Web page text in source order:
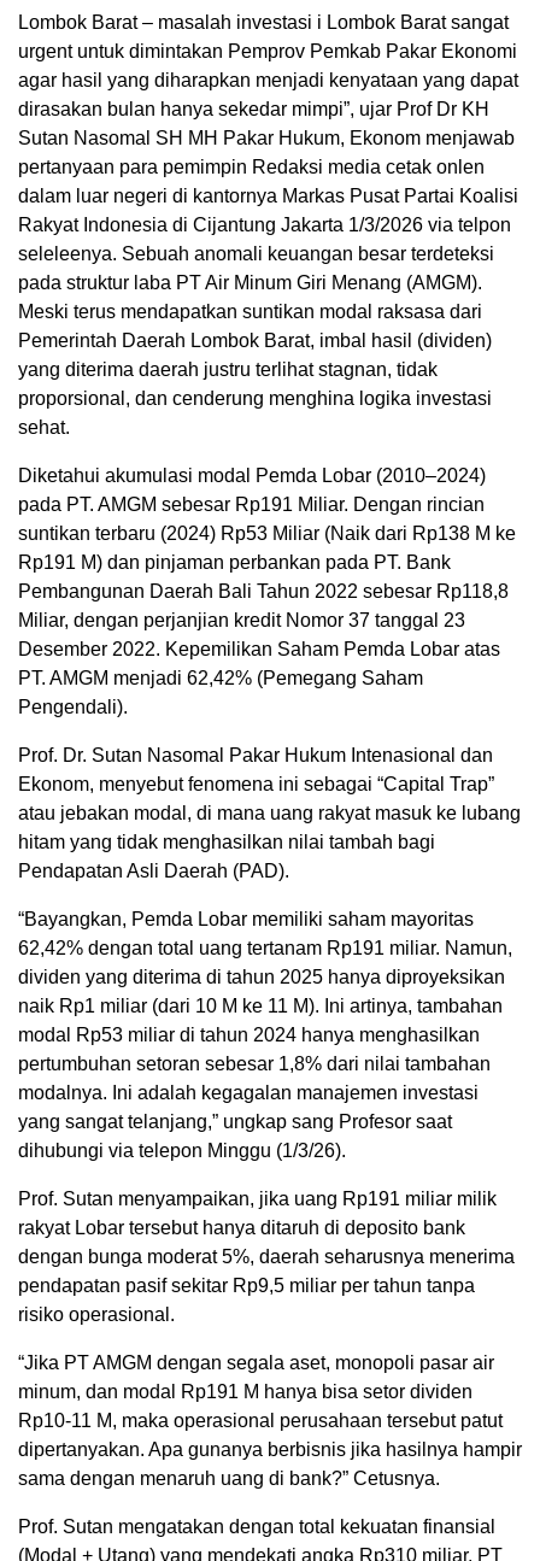
Lombok Barat – masalah investasi i Lombok Barat sangat
urgent untuk dimintakan Pemprov Pemkab Pakar Ekonomi
agar hasil yang diharapkan menjadi kenyataan yang dapat
dirasakan bulan hanya sekedar mimpi”, ujar Prof Dr KH
Sutan Nasomal SH MH Pakar Hukum, Ekonom menjawab
pertanyaan para pemimpin Redaksi media cetak onlen
dalam luar negeri di kantornya Markas Pusat Partai Koalisi
Rakyat Indonesia di Cijantung Jakarta 1/3/2026 via telpon
seleleenya. Sebuah anomali keuangan besar terdeteksi
pada struktur laba PT Air Minum Giri Menang (AMGM).
Meski terus mendapatkan suntikan modal raksasa dari
Pemerintah Daerah Lombok Barat, imbal hasil (dividen)
yang diterima daerah justru terlihat stagnan, tidak
proporsional, dan cenderung menghina logika investasi
sehat.
Diketahui akumulasi modal Pemda Lobar (2010–2024)
pada PT. AMGM sebesar Rp191 Miliar. Dengan rincian
suntikan terbaru (2024) Rp53 Miliar (Naik dari Rp138 M ke
Rp191 M) dan pinjaman perbankan pada PT. Bank
Pembangunan Daerah Bali Tahun 2022 sebesar Rp118,8
Miliar, dengan perjanjian kredit Nomor 37 tanggal 23
Desember 2022. Kepemilikan Saham Pemda Lobar atas
PT. AMGM menjadi 62,42% (Pemegang Saham
Pengendali).
Prof. Dr. Sutan Nasomal Pakar Hukum Intenasional dan
Ekonom, menyebut fenomena ini sebagai “Capital Trap”
atau jebakan modal, di mana uang rakyat masuk ke lubang
hitam yang tidak menghasilkan nilai tambah bagi
Pendapatan Asli Daerah (PAD).
“Bayangkan, Pemda Lobar memiliki saham mayoritas
62,42% dengan total uang tertanam Rp191 miliar. Namun,
dividen yang diterima di tahun 2025 hanya diproyeksikan
naik Rp1 miliar (dari 10 M ke 11 M). Ini artinya, tambahan
modal Rp53 miliar di tahun 2024 hanya menghasilkan
pertumbuhan setoran sebesar 1,8% dari nilai tambahan
modalnya. Ini adalah kegagalan manajemen investasi
yang sangat telanjang,” ungkap sang Profesor saat
dihubungi via telepon Minggu (1/3/26).
Prof. Sutan menyampaikan, jika uang Rp191 miliar milik
rakyat Lobar tersebut hanya ditaruh di deposito bank
dengan bunga moderat 5%, daerah seharusnya menerima
pendapatan pasif sekitar Rp9,5 miliar per tahun tanpa
risiko operasional.
“Jika PT AMGM dengan segala aset, monopoli pasar air
minum, dan modal Rp191 M hanya bisa setor dividen
Rp10-11 M, maka operasional perusahaan tersebut patut
dipertanyakan. Apa gunanya berbisnis jika hasilnya hampir
sama dengan menaruh uang di bank?” Cetusnya.
Prof. Sutan mengatakan dengan total kekuatan finansial
(Modal + Utang) yang mendekati angka Rp310 miliar, PT